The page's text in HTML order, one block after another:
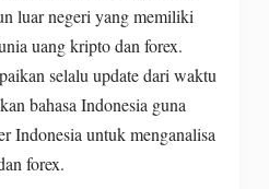
luar negeri yang memiliki
uang kripto dan forex.
selalu update dari waktu
bahasa Indonesia guna
Indonesia untuk menganalisa
forex.